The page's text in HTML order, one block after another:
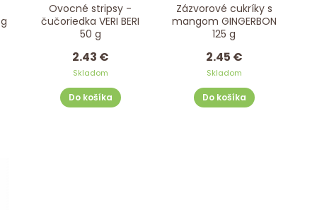
Ovocné stripsy -
čučoriedka VERI BERI
50 g
2.43 €
Skladom
Do košíka
Zázvorové cukríky s
mangom GINGERBON
125 g
2.45 €
Skladom
Do košíka